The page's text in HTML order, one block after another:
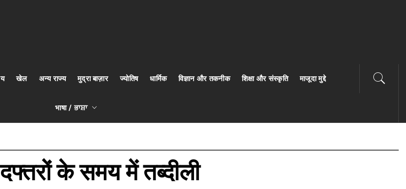
खेल अन्य राज्य मुद्रा बाज़ार ज्योतिष धार्मिक विज्ञान और तकनीक शिक्षा और संस्कृति माजूदा मुद्दे
भाषा / ਭਾਸ਼ਾ
के समय में तब्दीली